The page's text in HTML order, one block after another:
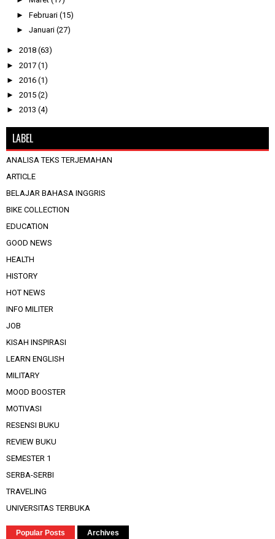
► Februari (15)
► Januari (27)
► 2018 (63)
► 2017 (1)
► 2016 (1)
► 2015 (2)
► 2013 (4)
LABEL
ANALISA TEKS TERJEMAHAN
ARTICLE
BELAJAR BAHASA INGGRIS
BIKE COLLECTION
EDUCATION
GOOD NEWS
HEALTH
HISTORY
HOT NEWS
INFO MILITER
JOB
KISAH INSPIRASI
LEARN ENGLISH
MILITARY
MOOD BOOSTER
MOTIVASI
RESENSI BUKU
REVIEW BUKU
SEMESTER 1
SERBA-SERBI
TRAVELING
UNIVERSITAS TERBUKA
Popular Posts Archives